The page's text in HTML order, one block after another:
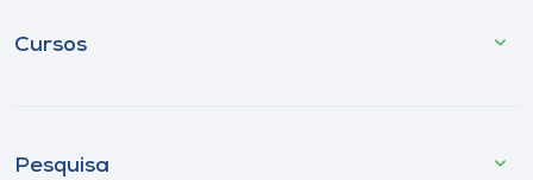
Cursos
Pesquisa